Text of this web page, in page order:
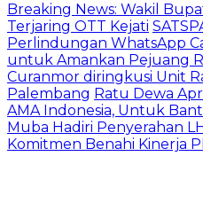
Breaking News: Wakil
Terjaring OTT Kejati
Perlindungan WhatsApp
untuk Amankan Pejuang
Curanmor diringkusi Unit
Palembang Ratu Dewa
AMA Indonesia, Untuk
Muba Hadiri Penyerahan
Komitmen Benahi Kinerja